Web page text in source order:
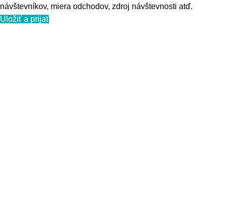
návštevníkov, miera odchodov, zdroj návštevnosti atď.
Uložiť a prijať